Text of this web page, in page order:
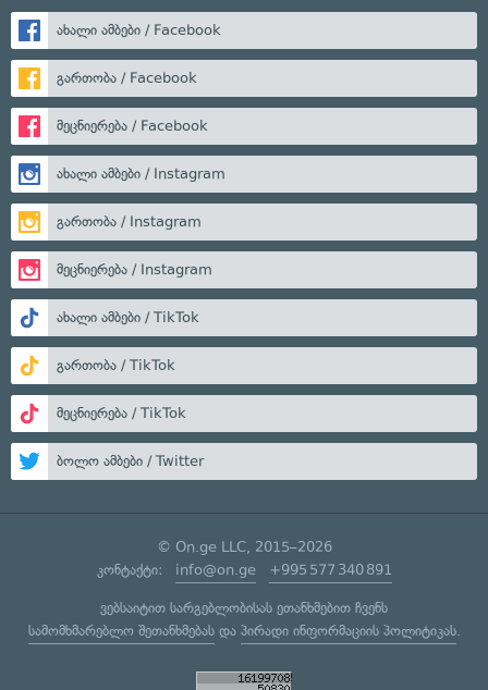
ახალი ამბები / Facebook
გართობა / Facebook
მეცნიერება / Facebook
ახალი ამბები / Instagram
გართობა / Instagram
მეცნიერება / Instagram
ახალი ამბები / TikTok
გართობა / TikTok
მეცნიერება / TikTok
ბოლო ამბები / Twitter
© On.ge LLC, 2015–2026
კონტაქტი: info@on.ge +995 577 340 891
ვებსაიტით სარგებლობისას ეთანხმებით ჩვენს
სამომხმარებლო შეთანხმებასდა პირადი ინფორმაციის პოლიტიკას.